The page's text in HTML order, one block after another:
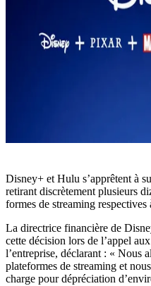
Disney+ et Hulu s’apprêtent à
retirant discrètement plusieurs
formes de streaming
La directrice financière de
cette décision lors de l’appel
l’entreprise, déclarant : « Nous
plateformes de streaming et
charge pour dépréciation